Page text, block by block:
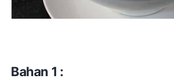
Bahan 1 :